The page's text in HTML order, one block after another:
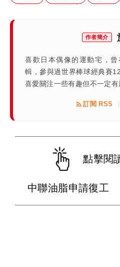
作者簡介
喜歡日本偶像的運動宅，
輯，參與過世界棒球經典賽
喜愛關注一些有趣但不一定有
訂閱 RSS
點擊閱
中聯油脂申請復工